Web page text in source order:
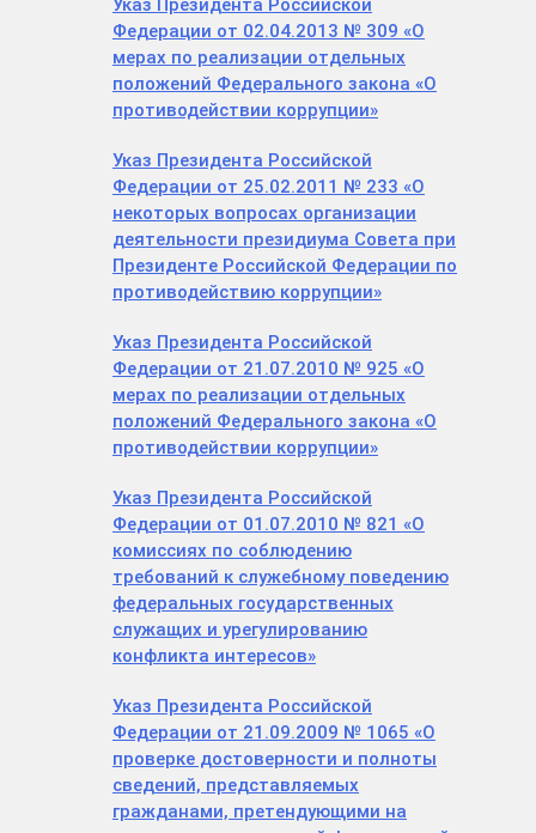
Указ Президента Российской
Федерации от 02.04.2013 № 309 «О
мерах по реализации отдельных
положений Федерального закона «О
противодействии коррупции»
Указ Президента Российской
Федерации от 25.02.2011 № 233 «О
некоторых вопросах организации
деятельности президиума Совета при
Президенте Российской Федерации по
противодействию коррупции»
Указ Президента Российской
Федерации от 21.07.2010 № 925 «О
мерах по реализации отдельных
положений Федерального закона «О
противодействии коррупции»
Указ Президента Российской
Федерации от 01.07.2010 № 821 «О
комиссиях по соблюдению
требований к служебному поведению
федеральных государственных
служащих и урегулированию
конфликта интересов»
Указ Президента Российской
Федерации от 21.09.2009 № 1065 «О
проверке достоверности и полноты
сведений, представляемых
гражданами, претендующими на